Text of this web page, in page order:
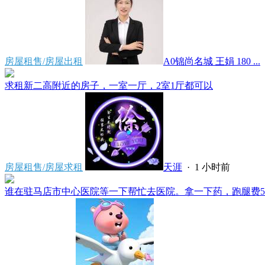
房屋租售/房屋出租 A0锦尚名城 王娟 180 ...
求租新二高附近的房子，一室一厅，2室1厅都可以
房屋租售/房屋求租 天涯 · 1 小时前
谁在驻马店市中心医院等一下帮忙去医院。拿一下药，跑腿费